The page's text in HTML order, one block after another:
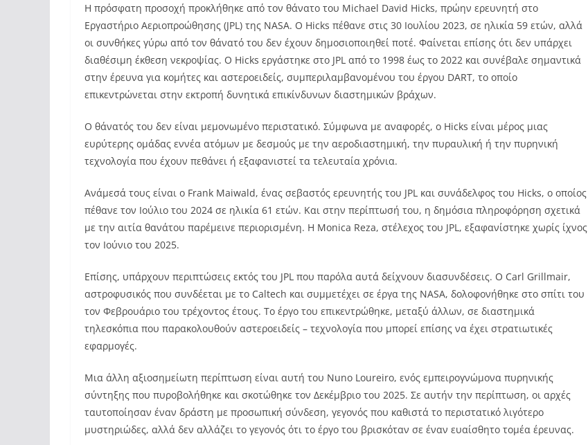
Η πρόσφατη προσοχή προκλήθηκε από τον θάνατο του Michael David Hicks, πρώην ερευνητή στο
Εργαστήριο Αεριοπροώθησης (JPL) της NASA. Ο Hicks πέθανε στις 30 Ιουλίου 2023, σε ηλικία 59 ετών, αλλά
οι συνθήκες γύρω από τον θάνατό του δεν έχουν δημοσιοποιηθεί ποτέ. Φαίνεται επίσης ότι δεν υπάρχει
διαθέσιμη έκθεση νεκροψίας. Ο Hicks εργάστηκε στο JPL από το 1998 έως το 2022 και συνέβαλε σημαντικά
στην έρευνα για κομήτες και αστεροειδείς, συμπεριλαμβανομένου του έργου DART, το οποίο
επικεντρώνεται στην εκτροπή δυνητικά επικίνδυνων διαστημικών βράχων.
Ο θάνατός του δεν είναι μεμονωμένο περιστατικό. Σύμφωνα με αναφορές, ο Hicks είναι μέρος μιας
ευρύτερης ομάδας εννέα ατόμων με δεσμούς με την αεροδιαστημική, την πυραυλική ή την πυρηνική
τεχνολογία που έχουν πεθάνει ή εξαφανιστεί τα τελευταία χρόνια.
Ανάμεσά τους είναι ο Frank Maiwald, ένας σεβαστός ερευνητής του JPL και συνάδελφος του Hicks, ο οποίος
πέθανε τον Ιούλιο του 2024 σε ηλικία 61 ετών. Και στην περίπτωσή του, η δημόσια πληροφόρηση σχετικά
με την αιτία θανάτου παρέμεινε περιορισμένη. Η Monica Reza, στέλεχος του JPL, εξαφανίστηκε χωρίς ίχνος
τον Ιούνιο του 2025.
Επίσης, υπάρχουν περιπτώσεις εκτός του JPL που παρόλα αυτά δείχνουν διασυνδέσεις. Ο Carl Grillmair,
αστροφυσικός που συνδέεται με το Caltech και συμμετέχει σε έργα της NASA, δολοφονήθηκε στο σπίτι του
τον Φεβρουάριο του τρέχοντος έτους. Το έργο του επικεντρώθηκε, μεταξύ άλλων, σε διαστημικά
τηλεσκόπια που παρακολουθούν αστεροειδείς – τεχνολογία που μπορεί επίσης να έχει στρατιωτικές
εφαρμογές.
Μια άλλη αξιοσημείωτη περίπτωση είναι αυτή του Nuno Loureiro, ενός εμπειρογνώμονα πυρηνικής
σύντηξης που πυροβολήθηκε και σκοτώθηκε τον Δεκέμβριο του 2025. Σε αυτήν την περίπτωση, οι αρχές
ταυτοποίησαν έναν δράστη με προσωπική σύνδεση, γεγονός που καθιστά το περιστατικό λιγότερο
μυστηριώδες, αλλά δεν αλλάζει το γεγονός ότι το έργο του βρισκόταν σε έναν ευαίσθητο τομέα έρευνας.